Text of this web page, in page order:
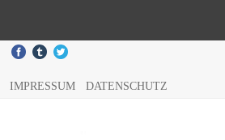
IMPRESSUM DATENSCHUTZ